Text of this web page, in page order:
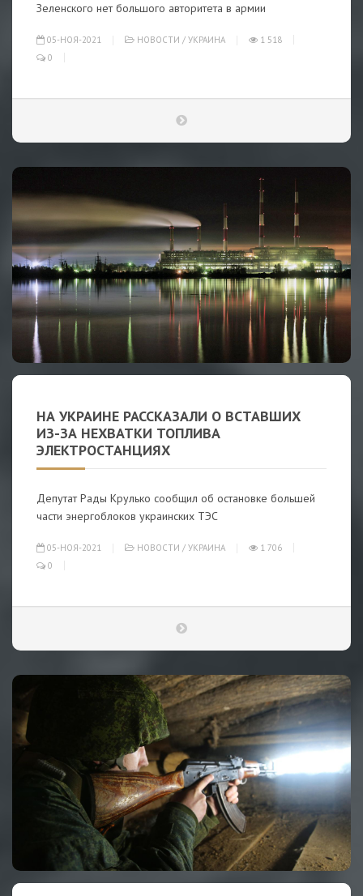
Зеленского нет большого авторитета в армии
05-НОЯ-2021 НОВОСТИ / УКРАИНА
1 518
0
НА УКРАИНЕ РАССКАЗАЛИ О ВСТАВШИХ
ИЗ-ЗА НЕХВАТКИ ТОПЛИВА
ЭЛЕКТРОСТАНЦИЯХ
Депутат Рады Крулько сообщил об остановке большей
части энергоблоков украинских ТЭС
05-НОЯ-2021 НОВОСТИ / УКРАИНА
1 706
0